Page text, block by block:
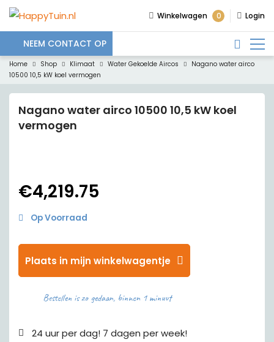
Winkelwagen 0 Login
NEEM CONTACT OP
Home Shop Klimaat Water Gekoelde Aircos
Nagano water airco
10500 10,5 kW koel vermogen
Nagano water airco 10500 10,5 kW koel
vermogen
€4,219.75
Op Voorraad
Plaats in mijn winkelwagentje
Bestellen is zo gedaan, binnen 1 minuut
24 uur per dag! 7 dagen per week!